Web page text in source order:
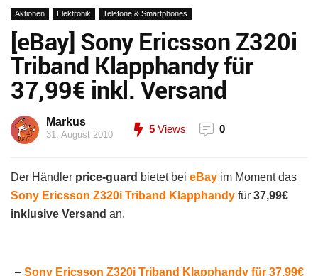
Aktionen Elektronik Telefone & Smartphones
[eBay] Sony Ericsson Z320i
Triband Klapphandy für
37,99€ inkl. Versand
Markus
31. August 2010 5 Views 0
Der Händler price-guard bietet bei eBay im Moment das
Sony Ericsson Z320i Triband Klapphandy für 37,99€
inklusive Versand an.
– Sony Ericsson Z320i Triband Klapphandy für37,99€